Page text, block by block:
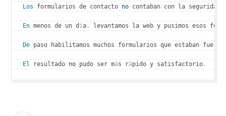
Los formularios de contacto no contaban con la
En menos de un d ía , levantamos la web y pusimos esos
De paso habilitamos muchos formularios que estaban
El resultado no pudo ser más rápido y satisfactorio .